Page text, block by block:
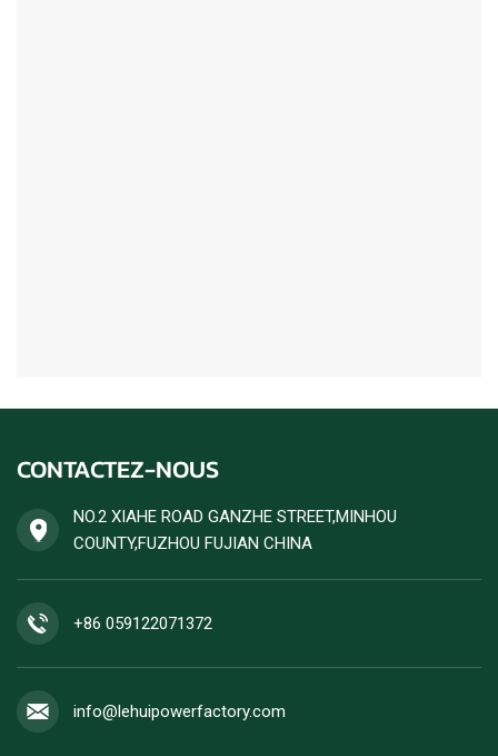
CONTACTEZ-NOUS
NO.2 XIAHE ROAD GANZHE STREET,MINHOU
COUNTY,FUZHOU FUJIAN CHINA
+86 059122071372
info@lehuipowerfactory.com